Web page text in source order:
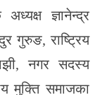
ज्ञानेन्द्र
गुरुङ, राष्ट्रिय
नगर सदस्य
मुक्ति समाजका